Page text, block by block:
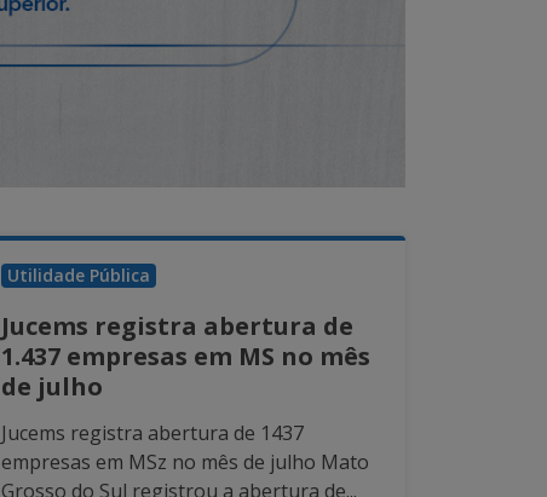
Utilidade Pública
Jucems registra abertura de
1.437 empresas em MS no mês
de julho
Jucems registra abertura de 1437
empresas em MSz no mês de julho Mato
Grosso do Sul registrou a abertura de...